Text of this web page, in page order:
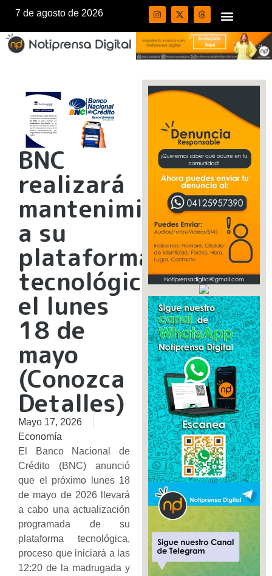
7 de agosto de 2026
BNC
realizará
mantenimiento
a su
plataforma
tecnológica
el lunes
18 de
mayo
(Conozca
Detalles)
Mayo 17, 2026
Economía
El Banco Nacional de
Crédito (BNC) anunció
que el próximo lunes 18
de mayo de 2026 llevará
a cabo una actualización
programada de su
plataforma tecnológica,
proceso que iniciará a las
12:20 de la madrugada y